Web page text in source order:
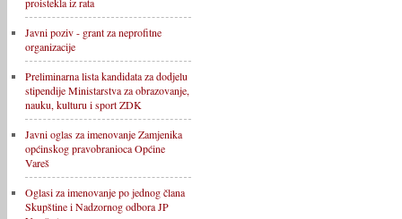
Javni poziv - grant za neprofitne
organizacije
Preliminarna lista kandidata za dodjelu
stipendije Ministarstva za obrazovanje,
nauku, kulturu i sport ZDK
Javni oglas za imenovanje Zamjenika
općinskog pravobranioca Općine
Vareš
Oglasi za imenovanje po jednog člana
Skupštine i Nadzornog odbora JP